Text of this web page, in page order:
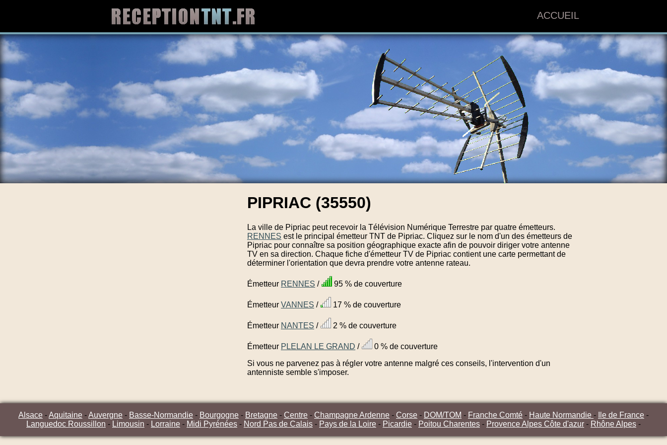
ACCUEIL
PIPRIAC (35550)
La ville de Pipriac peut recevoir la Télévision Numérique Terrestre par quatre émetteurs.
RENNES est le principal émetteur TNT de Pipriac. Cliquez sur le nom d'un des émetteurs de
Pipriac pour connaître sa position géographique exacte afin de pouvoir diriger votre antenne
TV en sa direction. Chaque fiche d'émetteur TV de Pipriac contient une carte permettant de
déterminer l'orientation que devra prendre votre antenne rateau.
Émetteur RENNES / 95 % de couverture
Émetteur VANNES / 17 % de couverture
Émetteur NANTES / 2 % de couverture
Émetteur PLELAN LE GRAND /
0 % de couverture
Si vous ne parvenez pas à régler votre antenne malgré ces conseils, l'intervention d'un
antenniste semble s'imposer.
Alsace -Aquitaine -Auvergne - Basse-Normandie - Bourgogne - Bretagne - Centre - Champagne Ardenne - Corse - DOM/TOM - Franche Comté - Haute Normandie - Ile de France -
Languedoc Roussillon - Limousin - Lorraine - Midi Pyrénées - Nord Pas de Calais - Pays de la Loire - Picardie - Poitou Charentes - Provence Alpes Côte d'azur - Rhône Alpes -